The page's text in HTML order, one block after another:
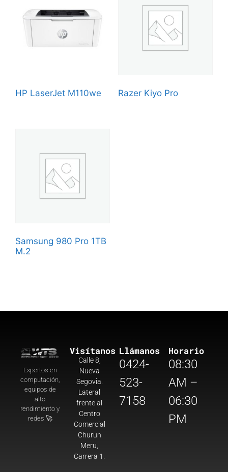
HP LaserJet M110we Razer Kiyo Pro
Samsung 980 Pro 1TB
M.2
Expertos en
computación,
equipos de
alto
rendimiento y
redes 🚀
Visítanos
Calle 8,
Nueva
Segovia.
Lateral
frente al
Centro
Comercial
Churun
Meru,
Carrera 1.
Llámanos
0424-
523-
7158
Horario
08:30
AM –
06:30
PM